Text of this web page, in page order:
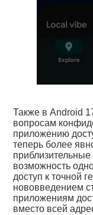
Также в Android
вопросам
приложению
теперь более
возможность
доступ к точной
нововведением
приложениям
вместо всей